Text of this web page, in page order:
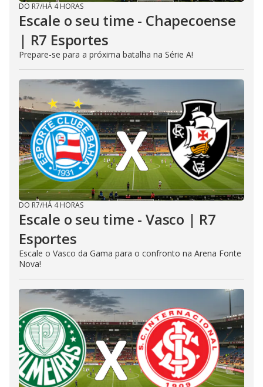
DO R7/HÁ 4 HORAS
Escale o seu time - Chapecoense
| R7 Esportes
Prepare-se para a próxima batalha na Série A!
DO R7/HÁ 4 HORAS
Escale o seu time - Vasco | R7
Esportes
Escale o Vasco da Gama para o confronto na Arena Fonte
Nova!